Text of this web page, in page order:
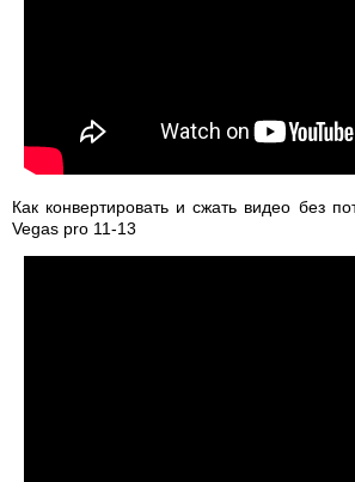
Как конвертировать и сжать видео без
Vegas pro 11-13